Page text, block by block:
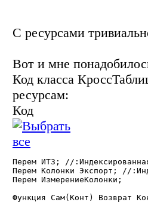
С ресурсами
Вот и мне
Код класса
ресурсам:
Код
Перем ИТЗ; //
Перем Колонки Экспорт; //
Перем ИзмерениеКолонки;
Функция Сам(Конт) Возврат